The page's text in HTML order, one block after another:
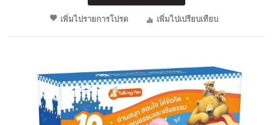
เพิ่มไปรายการโปรด
เพิ่มไปเปรียบเทียบ